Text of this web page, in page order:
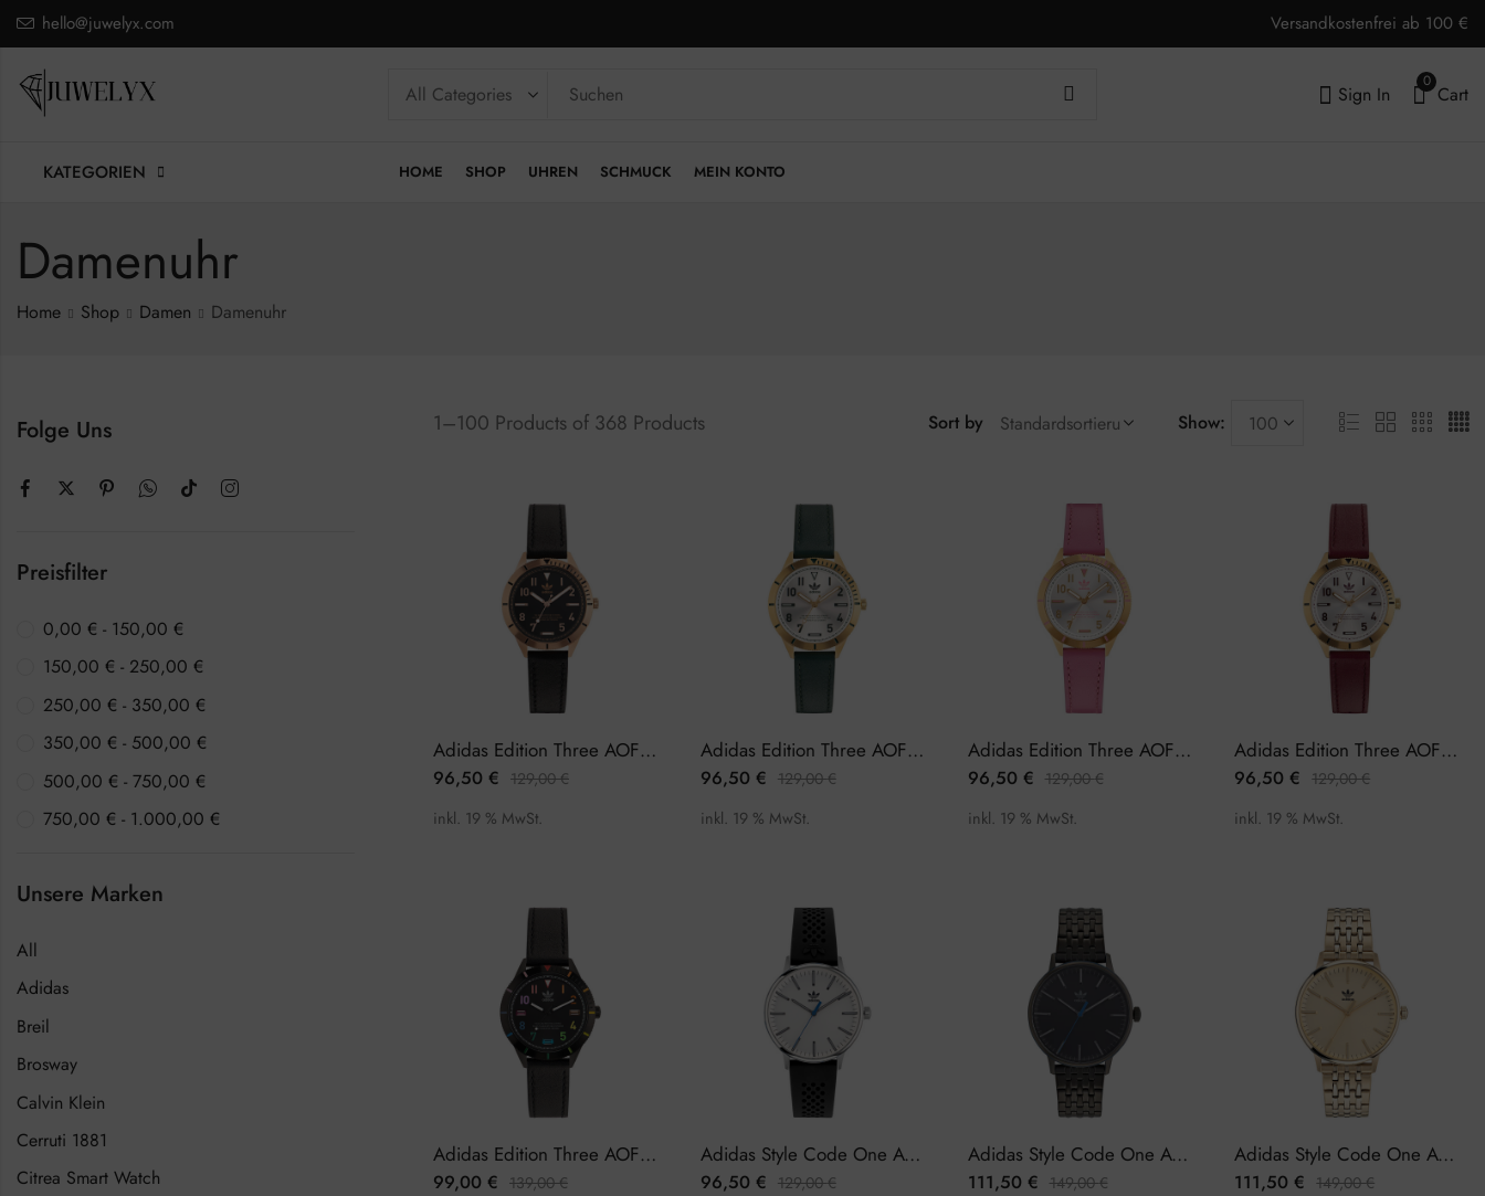
hello@juwelyx.com Versandkostenfrei ab 100 €
Sign In
0
Cart
KATEGORIEN HOME SHOP UHREN SCHMUCK MEIN KONTO
Damenuhr
Home Shop Damen Damenuhr
1–100 Products of 368 Products Sort by Show:
Adidas Edition Three AOFH22507 Damenuhr
96,50 € 129,00€
inkl. 19 % MwSt.
Adidas Edition Three AOFH22508 Damenuhr
96,50 € 129,00€
inkl. 19 % MwSt.
Adidas Edition Three AOFH22509 Damenuhr
96,50 € 129,00€
inkl. 19 % MwSt.
Adidas Edition Three AOFH22570 Damenuhr
96,50€ 129,00€
inkl. 19 % MwSt.
Adidas Edition Three AOFH22573 Damenuhr
99,00 € 139,00€
Adidas Style Code One AOSY22021 Damenuhr
96,50 € 129,00€
Adidas Style Code One AOSY22023 Damenuhr
111,50 € 149,00€
Adidas Style Code One AOSY22024 Damenuhr
111,50€ 149,00€
Folge Uns
Preisfilter
0,00 € - 150,00 €
150,00 € - 250,00 €
250,00 € - 350,00 €
350,00 € - 500,00 €
500,00 € - 750,00 €
750,00 € - 1.000,00 €
Unsere Marken
All
Adidas
Breil
Brosway
Calvin Klein
Cerruti 1881
Citrea Smart Watch